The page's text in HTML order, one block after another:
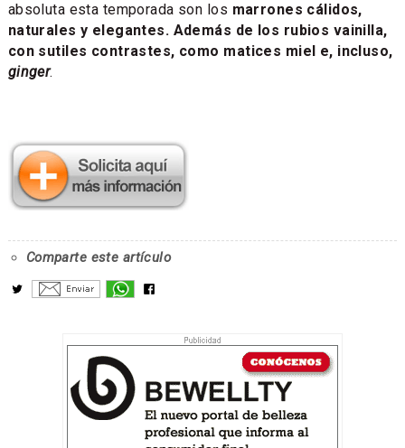
absoluta esta temporada son los marrones cálidos,
naturales y elegantes. Además de los rubios vainilla,
con sutiles contrastes, como matices miel e, incluso,
ginger.
Comparte este artículo